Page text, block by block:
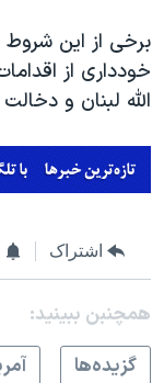
برخی از این
خودداری از
الله لبنان و
اشتراک
همچنبن ببینید:
گزيده‌ها